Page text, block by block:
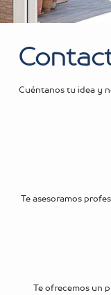
Cuéntanos tu idea y
Te asesoramos
Te ofrecemos un